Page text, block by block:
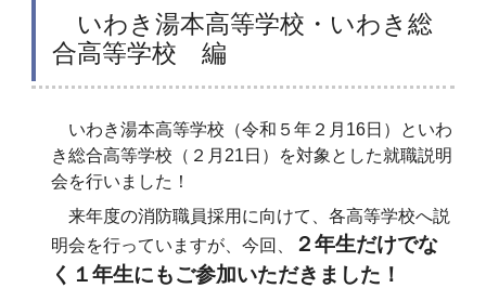
いわき湯本高等学校・いわき総
合高等学校 編
いわき湯本高等学校（令和５年２月16日）といわ
き総合高等学校（２月21日）を対象とした就職説明
会を行いました！
来年度の消防職員採用に向けて、各高等学校へ説
明会を行っていますが、今回、
２年生だけでな
く１年生にもご参加いただきました！